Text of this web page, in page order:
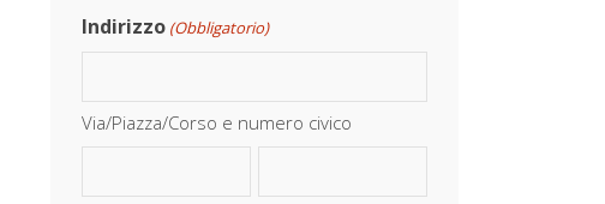
Indirizzo (Obbligatorio)
Via/Piazza/Corso e numero civico